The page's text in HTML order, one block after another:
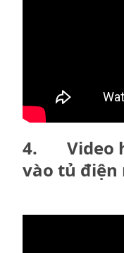
4. Video
vào tủ điện